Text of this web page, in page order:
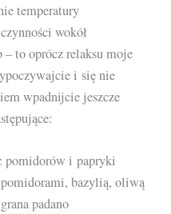
temperatury
wokół
– to oprócz relaksu moje
i się nie
wpadnijcie jeszcze
pomidorów i papryki
bazylią, oliwą
padano